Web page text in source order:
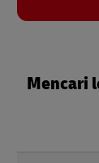
Mencari